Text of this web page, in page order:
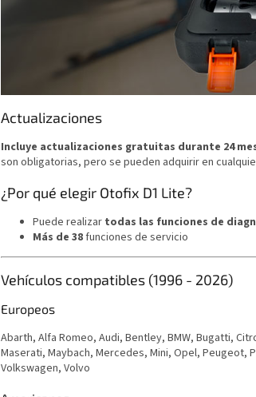
Actualizaciones
Incluye actualizaciones gratuitas durante 24
son obligatorias, pero se pueden adquirir en
¿Por qué elegir Otofix D1 Lite?
Puede realizar todas las funciones de
Más de 38funciones de servicio
Vehículos compatibles (1996 - 2026)
Europeos
Abarth, Alfa Romeo, Audi, Bentley, BMW, Bugatti,
Maserati, Maybach, Mercedes, Mini, Opel, Peugeot,
Volkswagen, Volvo